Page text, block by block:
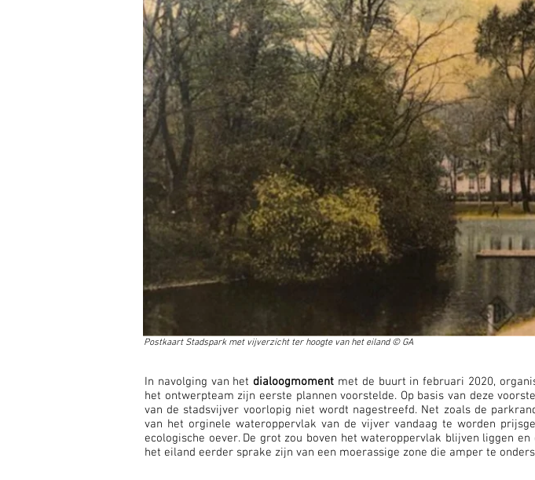
Postkaart Stadspark met vijverzicht ter hoogte van het eiland © GA
In navolging van het dialoogmoment met de buurt in februari 2020,
het ontwerpteam zijn eerste plannen voorstelde. Op basis van deze
van de stadsvijver voorlopig niet wordt nagestreefd. Net zoals de
van het orginele wateroppervlak van de vijver vandaag te worden
ecologische oever. De grot zou boven het wateroppervlak blijven liggen
het eiland eerder sprake zijn van een moerassige zone die amper te